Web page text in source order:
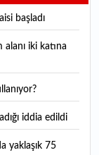
başladı
iddia edildi